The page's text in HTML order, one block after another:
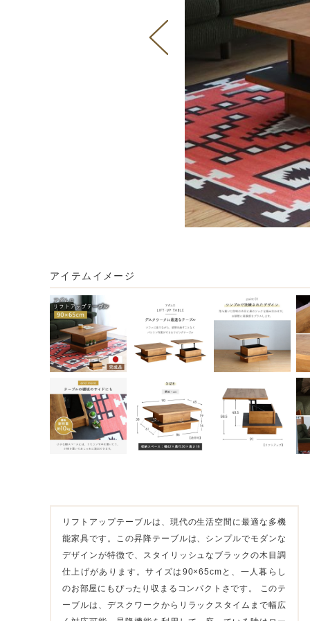
アイテムイメージ
リフトアップテーブルは、現代の生活空間に最適な多機
能家具です。この昇降テーブルは、シンプルでモダンな
デザインが特徴で、スタイリッシュなブラックの木目調
仕上げがあります。サイズは90×65cmと、一人暮らし
のお部屋にもぴったり収まるコンパクトさです。 このテ
ーブルは、デスクワークからリラックスタイムまで幅広